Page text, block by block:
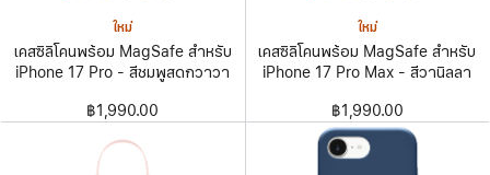
ใหม่
เคสซิลิโคนพร้อม MagSafe สำหรับ
iPhone 17 Pro - สีชมพูสดกวาวา
฿1,990.00
ใหม่
เคสซิลิโคนพร้อม MagSafe สำหรับ
iPhone 17 Pro Max - สีวานิลลา
฿1,990.00